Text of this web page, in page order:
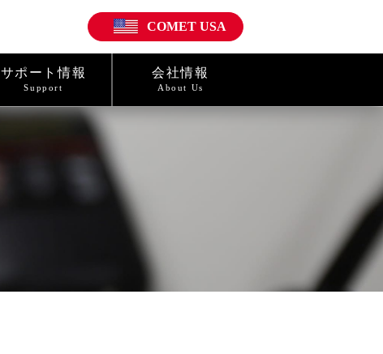
COMET USA
サポート情報
Support
会社情報
About Us